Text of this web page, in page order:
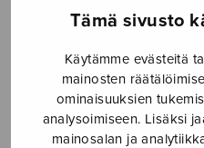
Tämä sivusto
Käytämme evästeitä
mainosten
ominaisuuksien
analysoimiseen. Lisäksi
mainosalan ja
13 Meditaatiota